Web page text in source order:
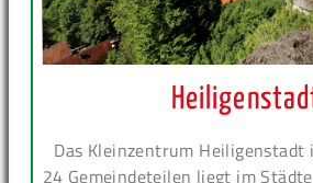
Das Kleinzentrum Heiligenstadt
24 Gemeindeteilen liegt im